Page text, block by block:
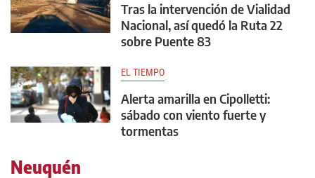
Tras la intervención de Vialidad
Nacional, así quedó la Ruta 22
sobre Puente 83
EL TIEMPO
Alerta amarilla en Cipolletti:
sábado con viento fuerte y
tormentas
Neuquén